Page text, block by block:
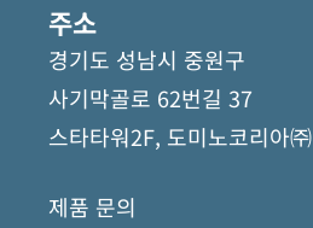
주소
경기도 성남시 중원구
사기막골로 62번길 37
스타타워2F, 도미노코리아㈜
제품 문의